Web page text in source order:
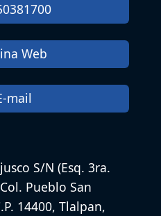
Web
mail
S/N (Esq. 3ra.
Pueblo San
14400, Tlalpan,